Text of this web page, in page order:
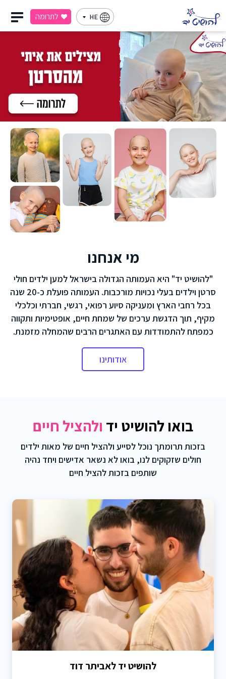
HE לתרומה
מי אנחנו
"להושיט יד" היא העמותה הגדולה בישראל למען ילדים חולי
סרטן וילדים בעלי נכויות מורכבות. העמותה פועלת כ-20 שנה
בכל רחבי הארץ ומעניקה סיוע רפואי, רגשי, חברתי וכלכלי
מקיף, תוך הדגשת ערכים של שמחת חיים, אופטימיות ותקווה
כמפתח להתמודדות עם האתגרים הרבים שהמחלה מזמנת.
אודותינו
בואו להושיט יד ולהציל חיים
בזכות תרומתך נוכל לסייע ולהציל חיים של מאות ילדים
חולים שזקוקים לנו, בואו לא נשאר אדישים ויחד נהיה
שותפים בזכות להציל חיים
להושיט יד לאביתר דוד